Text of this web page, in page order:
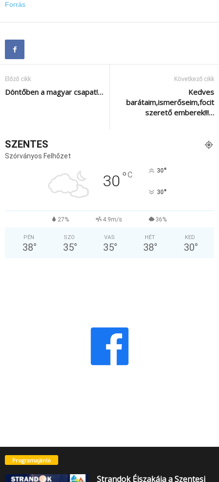
Forrás
Előző cikk
Döntőben a magyar csapat!…
Következő cikk
Kedves
barátaim,ismerőseim,focit
szerető emberek!!!…
SZENTES
Szórványos Felhőzet
30 °C 30°
30°
27% 4.9m/s 36%
PÉN
38°
SZO
35°
VAS
35°
HÉT
38°
KED
30°
Programajánló
Strandok Éjszakája a Szentesi